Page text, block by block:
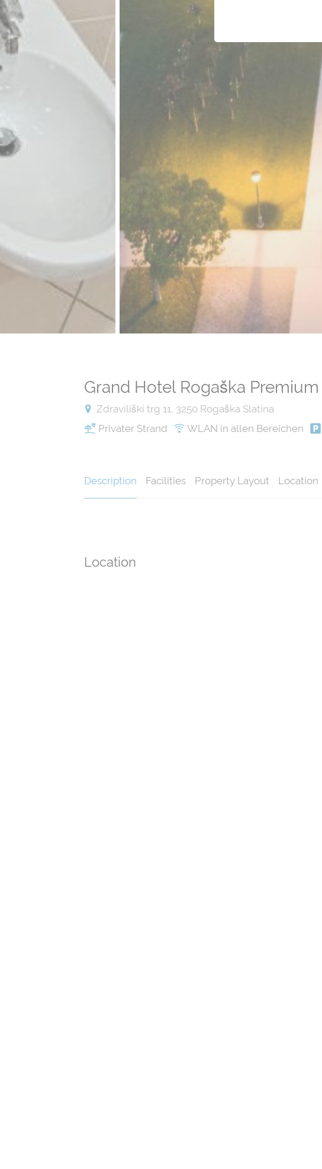
Grand Hotel Rogaška Premium
Zdraviliški trg 11, 3250 Rogaška Slatina
Privater Strand
WLAN in allen Bereichen
Description Facilities Property Layout Location
Location